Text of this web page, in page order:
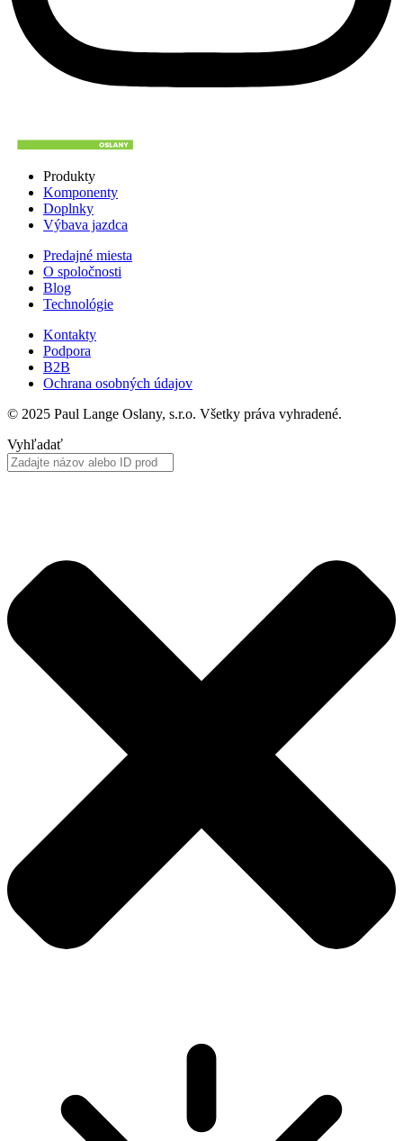
Produkty
Komponenty
Doplnky
Výbava jazdca
Predajné miesta
O spoločnosti
Blog
Technológie
Kontakty
Podpora
B2B
Ochrana osobných údajov
© 2025 Paul Lange Oslany, s.r.o. Všetky práva vyhradené.
Vyhľadať